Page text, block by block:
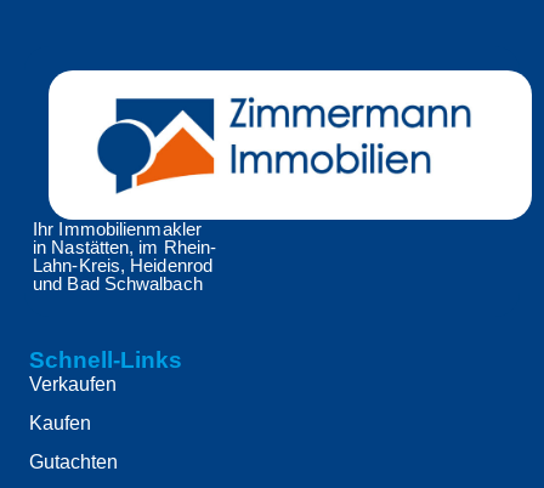
Ihr Immobilienmakler
in Nastätten, im Rhein-
Lahn-Kreis, Heidenrod
und Bad Schwalbach
Schnell-Links
Verkaufen
Kaufen
Gutachten